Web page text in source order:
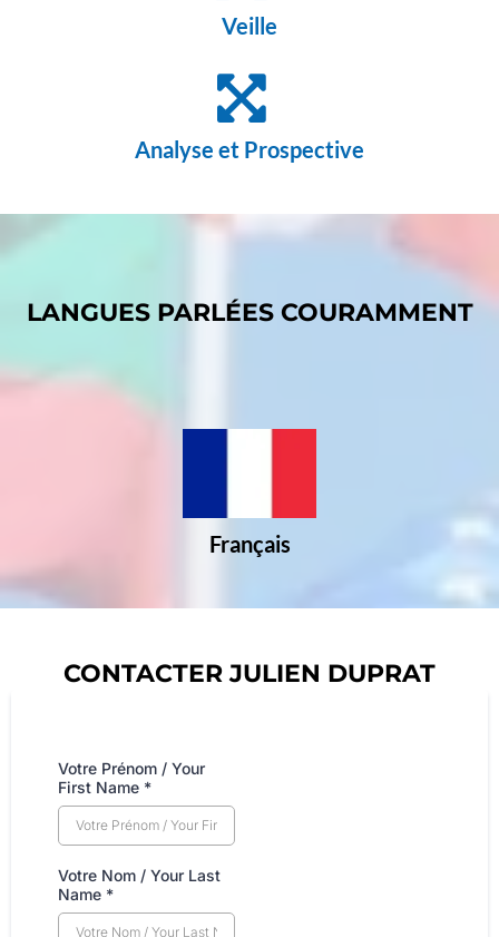
Veille
Analyse et Prospective
LANGUES PARLÉES COURAMMENT
Français
CONTACTER JULIEN DUPRAT
Votre Prénom / Your
First Name *
Votre Nom / Your Last
Name *